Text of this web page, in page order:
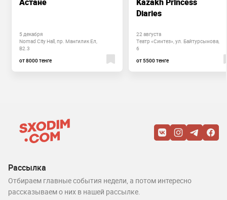
5 декабря
Nomad City Hall, пр. Мангилик Ел,
B2.3
от 8000 тенге
Diaries
22 августа
Театр «Синтез», ул. Байтурсынова,
6
от 5500 тенге
Рассылка
Отбираем главные события недели, а потом интересно
рассказываем о них в нашей рассылке.